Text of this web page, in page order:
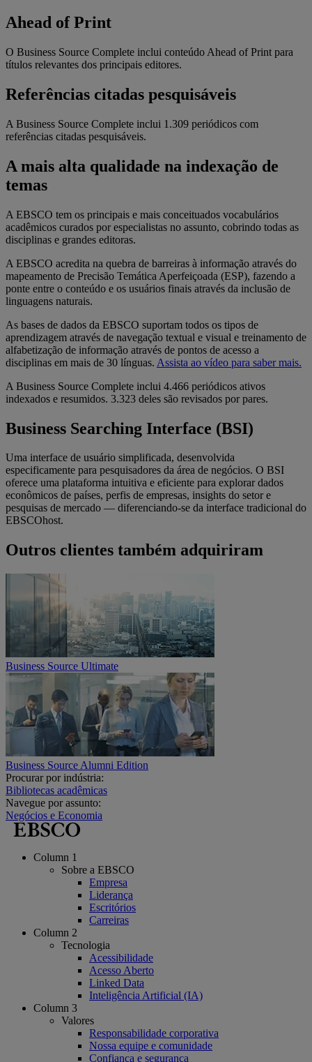
Ahead of Print
O Business Source Complete inclui conteúdo Ahead of Print para
títulos relevantes dos principais editores.
Referências citadas pesquisáveis
A Business Source Complete inclui 1.309 periódicos com
referências citadas pesquisáveis.
A mais alta qualidade na indexação de
temas
A EBSCO tem os principais e mais conceituados vocabulários
acadêmicos curados por especialistas no assunto, cobrindo todas as
disciplinas e grandes editoras.
A EBSCO acredita na quebra de barreiras à informação através do
mapeamento de Precisão Temática Aperfeiçoada (ESP), fazendo a
ponte entre o conteúdo e os usuários finais através da inclusão de
linguagens naturais.
As bases de dados da EBSCO suportam todos os tipos de
aprendizagem através de navegação textual e visual e treinamento de
alfabetização de informação através de pontos de acesso a
disciplinas em mais de 30 línguas. Assista ao vídeo para saber mais.
A Business Source Complete inclui 4.466 periódicos ativos
indexados e resumidos. 3.323 deles são revisados por pares.
Business Searching Interface (BSI)
Uma interface de usuário simplificada, desenvolvida
especificamente para pesquisadores da área de negócios. O BSI
oferece uma plataforma intuitiva e eficiente para explorar dados
econômicos de países, perfis de empresas, insights do setor e
pesquisas de mercado — diferenciando-se da interface tradicional do
EBSCOhost.
Outros clientes também adquiriram
Business Source Ultimate
Business Source Alumni Edition
Procurar por indústria:
Bibliotecas acadêmicas
Navegue por assunto:
Negócios e Economia
Column 1
Sobre a EBSCO
Empresa
Liderança
Escritórios
Carreiras
Column 2
Tecnologia
Acessibilidade
Acesso Aberto
Linked Data
Inteligência Artificial (IA)
Column 3
Valores
Responsabilidade corporativa
Nossa equipe e comunidade
Confiança e segurança